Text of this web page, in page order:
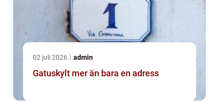
02 juli 2026 admin
Gatuskylt mer än bara en adress